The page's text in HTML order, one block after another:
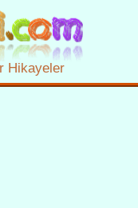
Hikayeler